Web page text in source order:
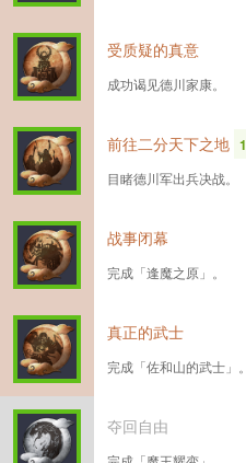
受质疑的真意
成功谒见德川家康。
前往二分天下之地 1
目睹德川军出兵决战。
战事闭幕
完成「逢魔之原」。
真正的武士
完成「佐和山的武士」。
夺回自由